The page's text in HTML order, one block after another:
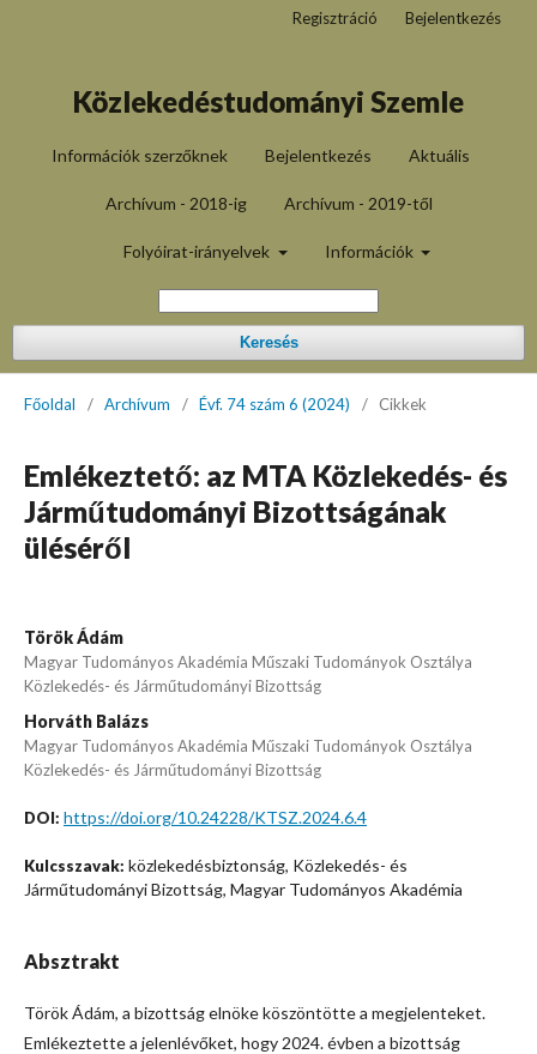
Közlekedéstudományi Szemle
Információk szerzőknek Bejelentkezés Aktuális
Archívum - 2018-ig Archívum - 2019-től
Folyóirat-irányelvek Információk
Keresés
Regisztráció Bejelentkezés
Főoldal / Archívum / Évf. 74 szám 6 (2024) / Cikkek
Emlékeztető: az MTA Közlekedés- és
Járműtudományi Bizottságának
üléséről
Török Ádám
Magyar Tudományos Akadémia Műszaki Tudományok Osztálya
Közlekedés- és Járműtudományi Bizottság
Horváth Balázs
Magyar Tudományos Akadémia Műszaki Tudományok Osztálya
Közlekedés- és Járműtudományi Bizottság
DOI: https://doi.org/10.24228/KTSZ.2024.6.4
Kulcsszavak: közlekedésbiztonság, Közlekedés- és
Járműtudományi Bizottság, Magyar Tudományos Akadémia
Absztrakt
Török Ádám, a bizottság elnöke köszöntötte a megjelenteket.
Emlékeztette a jelenlévőket, hogy 2024. évben a bizottság